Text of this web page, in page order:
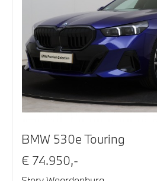
BMW 530e Touring
€ 74.950,-